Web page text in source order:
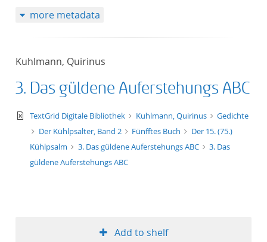
more metadata
Kuhlmann, Quirinus
3. Das güldene Auferstehungs ABC
text/xml
TextGrid Digitale Bibliothek Kuhlmann, Quirinus
Gedichte
Der Kühlpsalter, Band 2
Fünfftes Buch
Der 15. (75.)
Kühlpsalm
3. Das güldene Auferstehungs ABC
3. Das
güldene Auferstehungs ABC
Add to shelf